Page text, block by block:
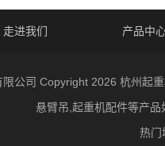
走进我们 产品中
公司 Copyright 2026 杭州起
悬臂吊,起重机配件等产
热门